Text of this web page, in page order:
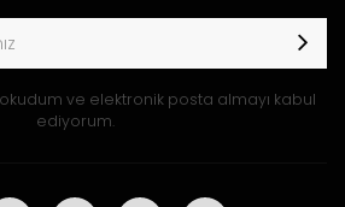
okudum ve elektronik posta almayı kabul
ediyorum.